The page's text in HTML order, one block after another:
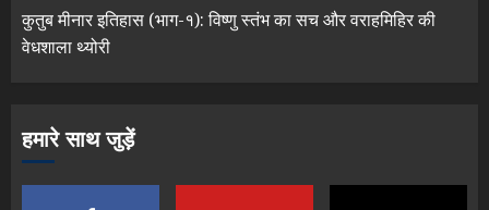
कुतुब मीनार इतिहास (भाग-१): विष्णु स्तंभ का सच और वराहमिहिर की
वेधशाला थ्योरी
हमारे साथ जुड़ें